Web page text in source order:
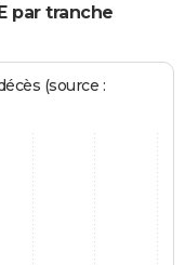
par tranche
(source :